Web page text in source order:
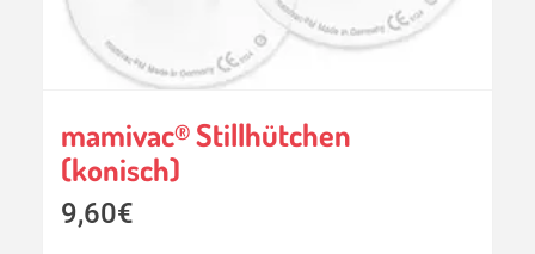
mamivac®Stillhütchen
(konisch)
9,60€